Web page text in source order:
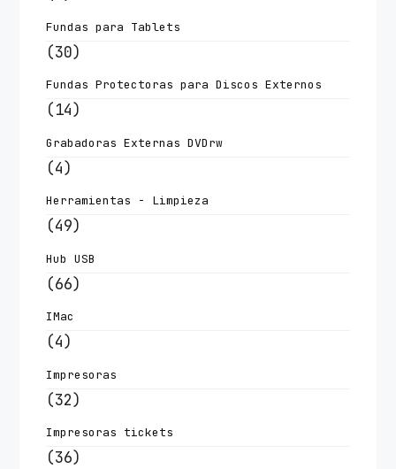
Fundas para Tablets
(30)
Fundas Protectoras para Discos Externos
(14)
Grabadoras Externas DVDrw
(4)
Herramientas - Limpieza
(49)
Hub USB
(66)
IMac
(4)
Impresoras
(32)
Impresoras tickets
(36)